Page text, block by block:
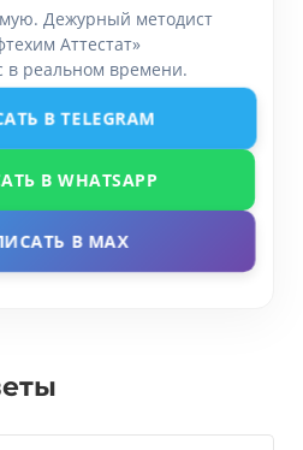
Дежурный методист
Аттестат»
в реальном времени.
В TELEGRAM
В WHATSAPP
В MAX